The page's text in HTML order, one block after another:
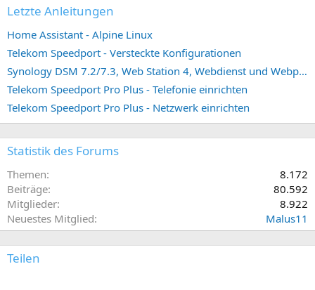
Letzte Anleitungen
Home Assistant - Alpine Linux
Telekom Speedport - Versteckte Konfigurationen
Synology DSM 7.2/7.3, Web Station 4, Webdienst und Webportal erstellen (ehemals vHost)
Telekom Speedport Pro Plus - Telefonie einrichten
Telekom Speedport Pro Plus - Netzwerk einrichten
Statistik des Forums
Themen
8.172
Beiträge
80.592
Mitglieder
8.922
Neuestes Mitglied
Malus11
Teilen